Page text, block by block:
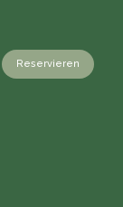
Reservieren